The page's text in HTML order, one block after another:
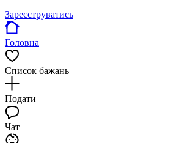
Зареєструватись
Головна
Список бажань
Подати
Чат